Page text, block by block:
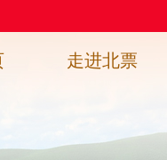
走进北票